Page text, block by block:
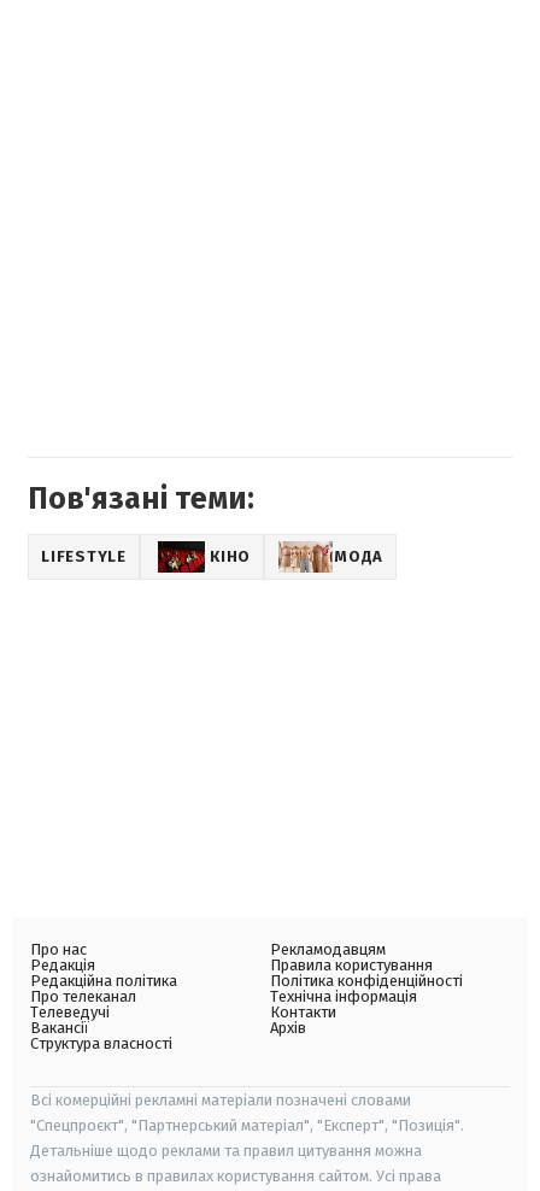
Пов'язані теми:
LIFESTYLE КІНО МОДА
Про нас
Редакція
Редакційна політика
Про телеканал
Телеведучі
Вакансії
Структура власності
Рекламодавцям
Правила користування
Політика конфіденційності
Технічна інформація
Контакти
Архів
Всі комерційні рекламні матеріали позначені словами
"Спецпроєкт", "Партнерський матеріал", "Експерт", "Позиція".
Детальніше щодо реклами та правил цитування можна
ознайомитись в правилах користування сайтом. Усі права